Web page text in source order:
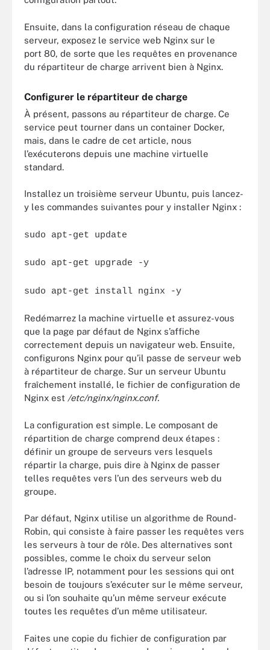
Ensuite, dans la configuration réseau de chaque
serveur, exposez le service web Nginx sur le
port 80, de sorte que les requêtes en provenance
du répartiteur de charge arrivent bien à Nginx.
Configurer le répartiteur de charge
À présent, passons au répartiteur de charge. Ce
service peut tourner dans un container Docker,
mais, dans le cadre de cet article, nous
l’exécuterons depuis une machine virtuelle
standard.
Installez un troisième serveur Ubuntu, puis lancez-
y les commandes suivantes pour y installer Nginx :
sudo apt-get update
sudo apt-get upgrade -y
sudo apt-get install nginx -y
Redémarrez la machine virtuelle et assurez-vous
que la page par défaut de Nginx s’affiche
correctement depuis un navigateur web. Ensuite,
configurons Nginx pour qu’il passe de serveur web
à répartiteur de charge. Sur un serveur Ubuntu
fraîchement installé, le fichier de configuration de
Nginx est /etc/nginx/nginx.conf.
La configuration est simple. Le composant de
répartition de charge comprend deux étapes :
définir un groupe de serveurs vers lesquels
répartir la charge, puis dire à Nginx de passer
telles requêtes vers l’un des serveurs web du
groupe.
Par défaut, Nginx utilise un algorithme de Round-
Robin, qui consiste à faire passer les requêtes vers
les serveurs à tour de rôle. Des alternatives sont
possibles, comme le choix du serveur selon
l’adresse IP, notamment pour les sessions qui ont
besoin de toujours s’exécuter sur le même serveur,
ou si l’on souhaite qu’un même serveur exécute
toutes les requêtes d’un même utilisateur.
Faites une copie du fichier de configuration par